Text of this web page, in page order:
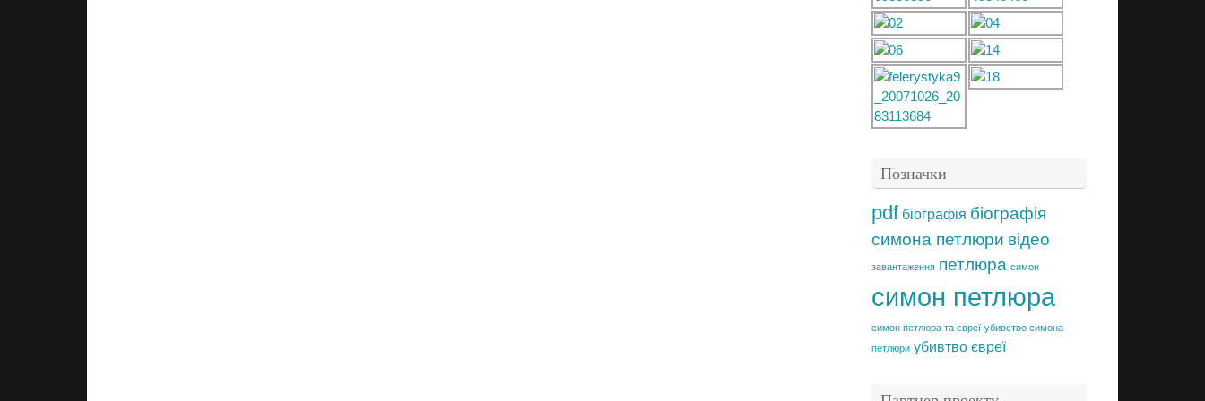
Позначки
pdf біографія біографія
симона петлюри відео
завантаження петлюра симон
симон петлюра
симон петлюра та євреї убивство симона
петлюри убивтво євреї